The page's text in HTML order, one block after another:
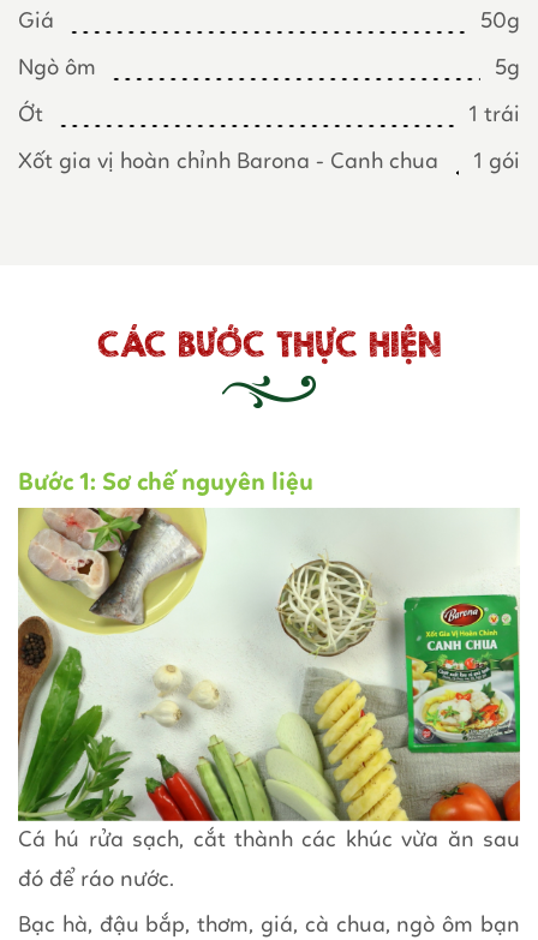
Giá 50g
Ngò ôm 5g
Ớt 1 trái
Xốt gia vị hoàn chỉnh Barona - Canh chua 1 gói
CÁC BƯỚC THỰC HIỆN
Bước 1: Sơ chế nguyên liệu
Cá hú rửa sạch, cắt thành các khúc vừa ăn sau
đó để ráo nước.
Bạc hà, đậu bắp, thơm, giá, cà chua, ngò ôm bạn